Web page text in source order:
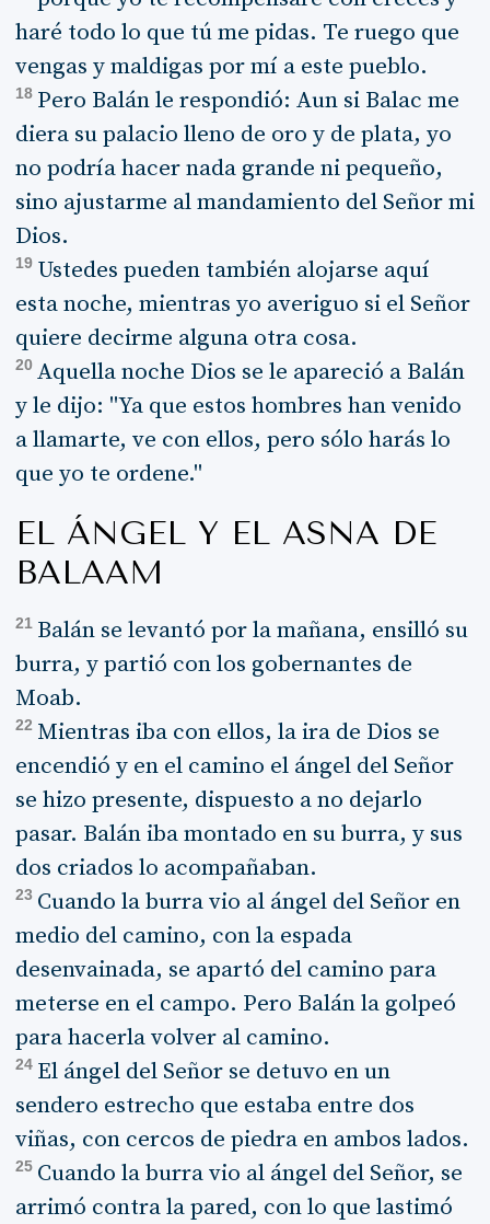
haré todo lo que tú me pidas. Te ruego que
vengas y maldigas por mí a este pueblo.
18 Pero Balán le respondió: Aun si Balac me
diera su palacio lleno de oro y de plata, yo
no podría hacer nada grande ni pequeño,
sino ajustarme al mandamiento del Señor mi
Dios.
19 Ustedes pueden también alojarse aquí
esta noche, mientras yo averiguo si el Señor
quiere decirme alguna otra cosa.
20 Aquella noche Dios se le apareció a Balán
y le dijo: "Ya que estos hombres han venido
a llamarte, ve con ellos, pero sólo harás lo
que yo te ordene."
EL ÁNGEL Y EL ASNA DE
BALAAM
21 Balán se levantó por la mañana, ensilló su
burra, y partió con los gobernantes de
Moab.
22 Mientras iba con ellos, la ira de Dios se
encendió y en el camino el ángel del Señor
se hizo presente, dispuesto a no dejarlo
pasar. Balán iba montado en su burra, y sus
dos criados lo acompañaban.
23 Cuando la burra vio al ángel del Señor en
medio del camino, con la espada
desenvainada, se apartó del camino para
meterse en el campo. Pero Balán la golpeó
para hacerla volver al camino.
24 El ángel del Señor se detuvo en un
sendero estrecho que estaba entre dos
viñas, con cercos de piedra en ambos lados.
25 Cuando la burra vio al ángel del Señor, se
arrimó contra la pared, con lo que lastimó